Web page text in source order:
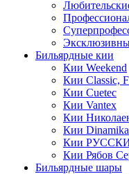
Бильярдные кии
Кии Weekend
Кии Classic,
Кии Cuetec
Кии Vantex
Кии
Кии
Кии
Кии Рябов
Бильярдные шары